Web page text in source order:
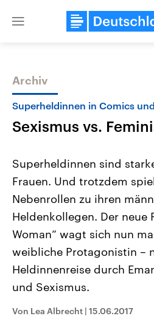
Close
Themen
Landtagswahl Sachsen-Anhalt
2026
Alle Informationen
Sachsen-Anhalt wählt am 6.
September 2026 einen neuen
Landtag. Seit 2021 wird das
Bundesland von einer Koalition
Umfragen, Prognosen,
und Hintergründe zu den Parteien
Sendungen Programm
Archiv
Superheldinnen in Comics
Sexismus vs.
Superheldinnen sind
Frauen. Und trotzdem
Nebenrollen zu ihren
Heldenkollegen. Der neue
Woman“ wagt sich nun
weibliche Protagonistin –
Heldinnenreise durch
und Sexismus.
Von Lea Albrecht | 15.06.2017